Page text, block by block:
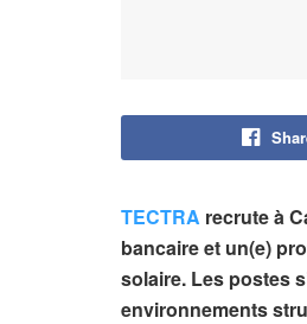
TECTRA recrute à
bancaire et un(e)
solaire. Les postes
environnements